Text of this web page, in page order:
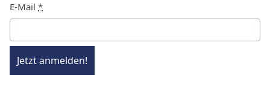
E-Mail *
Jetzt anmelden!